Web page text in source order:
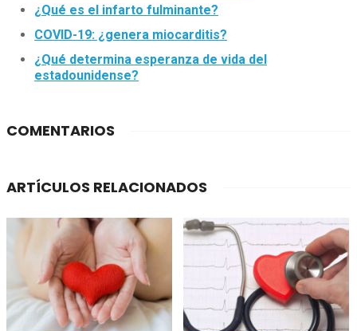
¿Qué es el infarto fulminante?
COVID-19: ¿genera miocarditis?
¿Qué determina esperanza de vida del
estadounidense?
COMENTARIOS
ARTÍCULOS RELACIONADOS